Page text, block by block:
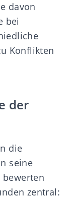
davon
bei
Konflikten
der
die
seine
bewerten
zentral: